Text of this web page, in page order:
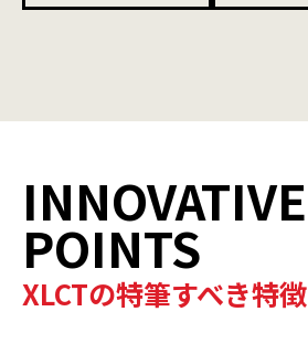
INNOVATIVE
POINTS
XLCTの特筆すべき特徴